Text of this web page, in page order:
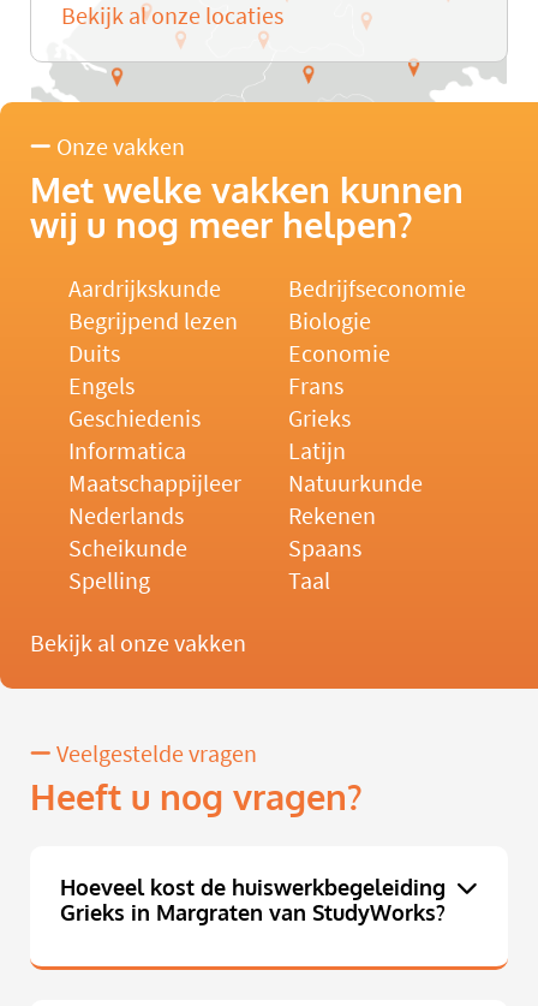
Bekijk al onze locaties
Onze vakken
Met welke vakken kunnen
wij u nog meer helpen?
Aardrijkskunde
Bedrijfseconomie
Begrijpend lezen
Biologie
Duits
Economie
Engels
Frans
Geschiedenis
Grieks
Informatica
Latijn
Maatschappijleer
Natuurkunde
Nederlands
Rekenen
Scheikunde
Spaans
Spelling
Taal
Bekijk al onze vakken
Veelgestelde vragen
Heeft u nog vragen?
Hoeveel kost de huiswerkbegeleiding
Grieks in Margraten van StudyWorks?